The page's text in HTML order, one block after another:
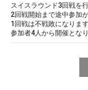
スイスラウンド3回戦を
2回戦開始まで途中参加
1回戦は不戦敗になります
参加者4人から開催となり